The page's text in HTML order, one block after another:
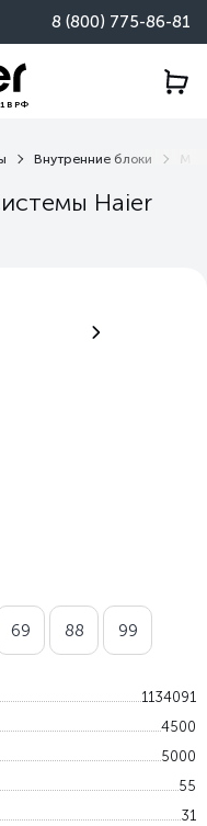
8 (800) 775-86-81
В РФ
Внутренние блоки
Haier
69 88 99
1134091
4500
5000
55
31